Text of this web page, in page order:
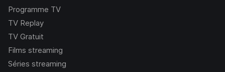
Programme TV
TV Replay
TV Gratuit
Films streaming
Séries streaming